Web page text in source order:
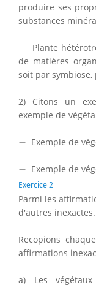
produire ses
substances
−
Plante
de matières
soit par
2) Citons un
exemple de
− Exemple de
− Exemple de
Exercice 2
Parmi les
d'autres inexactes.
Recopions
affirmations
a) Les